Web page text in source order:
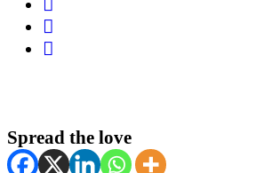
Spread the love